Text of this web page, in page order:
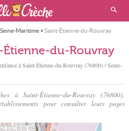
Seine-Maritime> Saint-Étienne-du-Rouvray
Étienne-du-Rouvray
àSaint-Étienne-du-Rouvray(76800) / Seine-
à Saint-Étienne-du-Rouvray (76800).
pour consulter leurs pages